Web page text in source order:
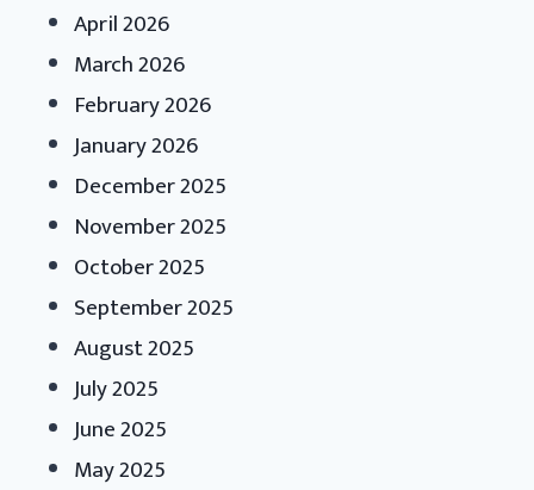
April 2026
March 2026
February 2026
January 2026
December 2025
November 2025
October 2025
September 2025
August 2025
July 2025
June 2025
May 2025